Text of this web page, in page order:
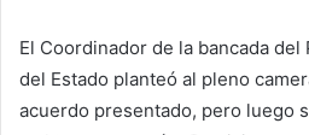
El Coordinador de la bancada del
del Estado planteó al pleno
acuerdo presentado, pero luego